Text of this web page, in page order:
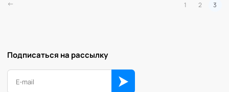
Обучение и образовательные программы
Ораторское искусство
Организация и проведение переговоров
1 2 3
Подписаться на рассылку